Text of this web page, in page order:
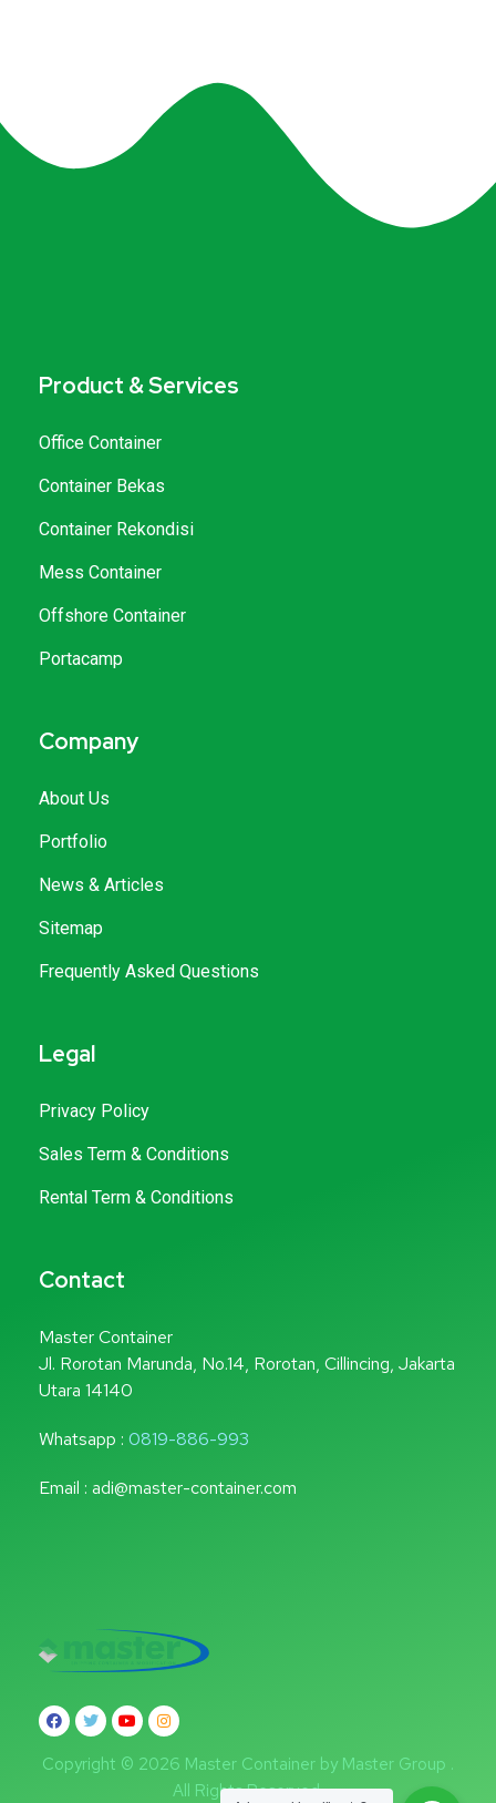
Product & Services
Office Container
Container Bekas
Container Rekondisi
Mess Container
Offshore Container
Portacamp
Company
About Us
Portfolio
News & Articles
Sitemap
Frequently Asked Questions
Legal
Privacy Policy
Sales Term & Conditions
Rental Term & Conditions
Contact
Master Container
Jl. Rorotan Marunda, No.14, Rorotan, Cillincing, Jakarta
Utara 14140
Whatsapp : 0819-886-993
Email : adi@master-container.com
Copyright © 2026 Master Container by Master Group .
All Rights Reserved.